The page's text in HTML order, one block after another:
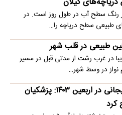
رنگ سطح آب در طول روز است. در
طبیعی سطح دریاچه را…
طبیعی در قلب شهر
در غرب رشت از مدتی قبل در مسیر
نواز در وسط شهر…
دست‌نوشته شهید علی لاریجانی در اربعین ۱۴۰۳: پزشکیان
کرد